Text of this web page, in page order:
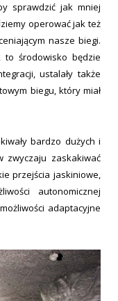
sprawdzić jak mniej
operować jak też
nasze biegi.
to środowisko będzie
ustalały także
biegu, który miał
bardzo dużych i
zwyczaju zaskakiwać
przejścia jaskiniowe,
autonomicznej
adaptacyjne